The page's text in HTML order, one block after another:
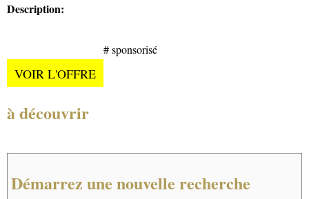
Description:
VOIR L'OFFRE
# sponsorisé
à découvrir
Démarrez une nouvelle recherche